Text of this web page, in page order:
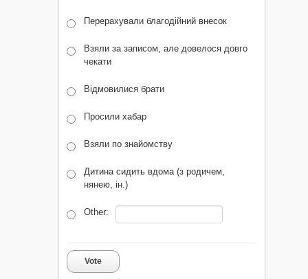
Перерахували благодійний внесок
Взяли за записом, але довелося довго
чекати
Відмовилися брати
Просили хабар
Взяли по знайомству
Дитина сидить вдома (з родичем,
нянею, ін.)
Other:
Vote